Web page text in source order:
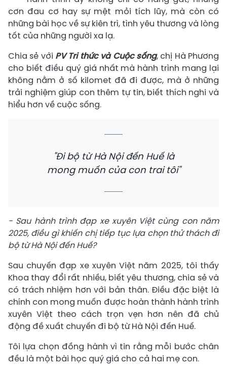
cơn đau cơ hay sự mệt mỏi tích lũy, mà còn có
những bài học về sự kiên trì, tình yêu thương và lòng
tốt của những người xa lạ.
Chia sẻ với PV Tri thức và Cuộc sống, chị Hà Phương
cho biết điều quý giá nhất mà hành trình mang lại
không nằm ở số kilomet đã đi được, mà ở những
trải nghiệm giúp con thêm tự tin, biết thích nghi và
hiểu hơn về cuộc sống.
"Đi bộ từ Hà Nội đến Huế là
mong muốn của con trai tôi"
- Sau hành trình đạp xe xuyên Việt cùng con năm
2025, điều gì khiến chị tiếp tục lựa chọn thử thách đi
bộ từ Hà Nội đến Huế?
Sau chuyến đạp xe xuyên Việt năm 2025, tôi thấy
Khoa thay đổi rất nhiều, biết yêu thương, chia sẻ và
có trách nhiệm hơn với bản thân. Điều đặc biệt là
chính con mong muốn được hoàn thành hành trình
xuyên Việt theo cách trọn vẹn hơn nên đã chủ
động đề xuất chuyến đi bộ từ Hà Nội đến Huế.
Tôi lựa chọn đồng hành vì tin rằng mỗi bước chân
đều là một bài học quý giá cho cả hai mẹ con.